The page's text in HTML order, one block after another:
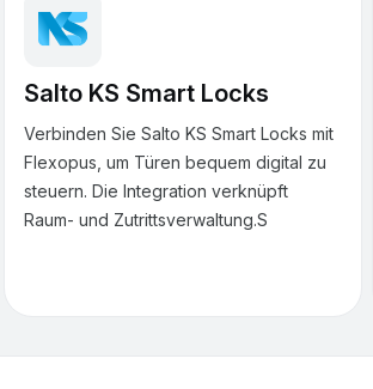
Salto KS Smart Locks
Verbinden Sie Salto KS Smart Locks mit
Flexopus, um Türen bequem digital zu
steuern. Die Integration verknüpft
Raum- und Zutrittsverwaltung.S